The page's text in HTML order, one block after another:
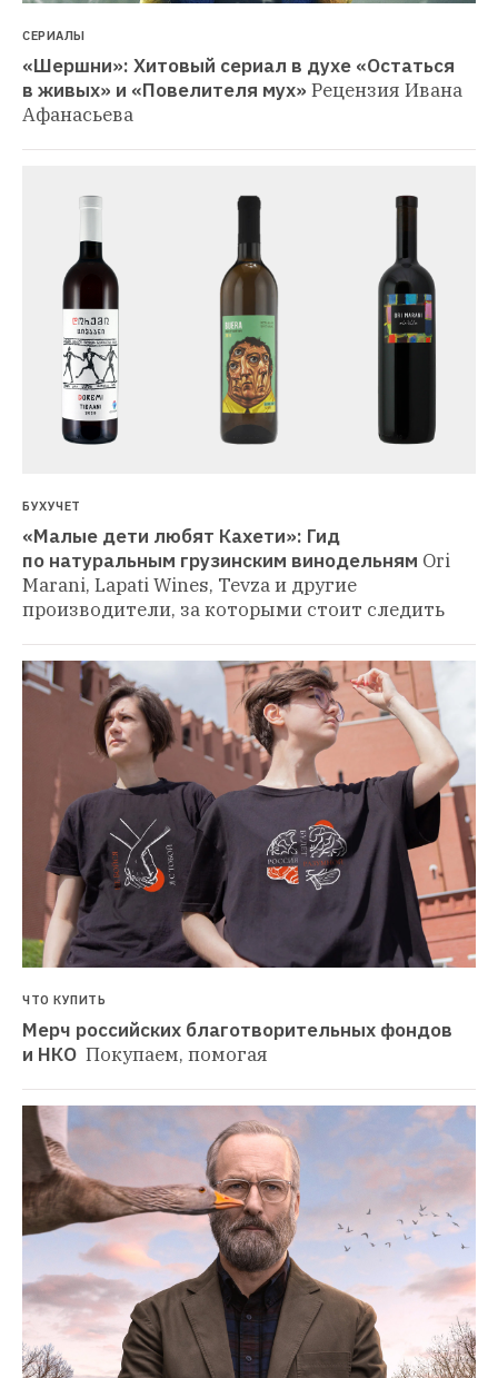
СЕРИАЛЫ
«Шершни»: Хитовый сериал в духе «Остаться
в живых» и «Повелителя мух» Рецензия Ивана
Афанасьева
БУХУЧЕТ
«Малые дети любят Кахети»: Гид
по натуральным грузинским винодельням Ori
Marani, Lapati Wines, Tevza и другие
производители, за которыми стоит следить
ЧТО КУПИТЬ
Мерч российских благотворительных фондов
и НКО Покупаем, помогая